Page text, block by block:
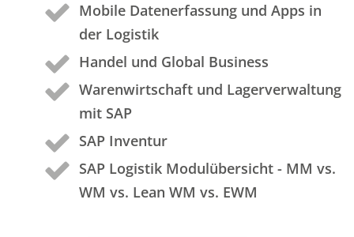
Mobile Datenerfassung und Apps in
der Logistik
Handel und Global Business
Warenwirtschaft und Lagerverwaltung
mit SAP
SAP Inventur
SAP Logistik Modulübersicht - MM vs.
WM vs. Lean WM vs. EWM